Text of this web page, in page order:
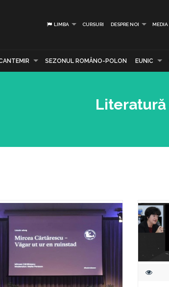
LIMBA CURSURI DESPRE NOI MEDIA
SEZONUL ROMÂNO-POLON EUNIC
Literatură